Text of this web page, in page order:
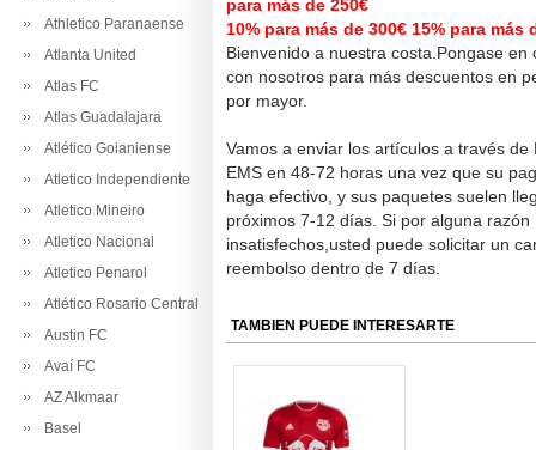
Athletico Paranaense
Atlanta United
Atlas FC
Atlas Guadalajara
Atlético Goianiense
Atletico Independiente
Atletico Mineiro
Atletico Nacional
Atletico Penarol
Atlético Rosario Central
Austin FC
Avaí FC
AZ Alkmaar
Basel
para más de 250€
10% para más de 300€ 15% para más
Bienvenido a nuestra costa.Pongase en
con nosotros para más descuentos en
por mayor.
Vamos a enviar los artículos a través de
EMS en 48-72 horas una vez que su
haga efectivo, y sus paquetes suelen
próximos 7-12 días. Si por alguna razón
insatisfechos,usted puede solicitar un
reembolso dentro de 7 días.
TAMBIEN PUEDE INTERESARTE